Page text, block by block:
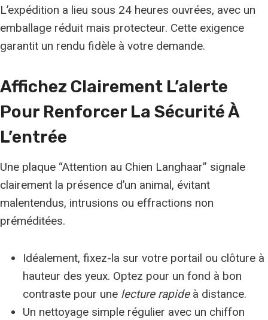
L’expédition a lieu sous 24 heures ouvrées, avec un
emballage réduit mais protecteur. Cette exigence
garantit un rendu fidèle à votre demande.
Affichez Clairement L’alerte
Pour Renforcer La Sécurité À
L’entrée
Une plaque “Attention au Chien Langhaar” signale
clairement la présence d’un animal, évitant
malentendus, intrusions ou effractions non
préméditées.
Idéalement, fixez-la sur votre portail ou clôture à
hauteur des yeux. Optez pour un fond à bon
contraste pour une lecture rapideà distance.
Un nettoyage simple régulier avec un chiffon